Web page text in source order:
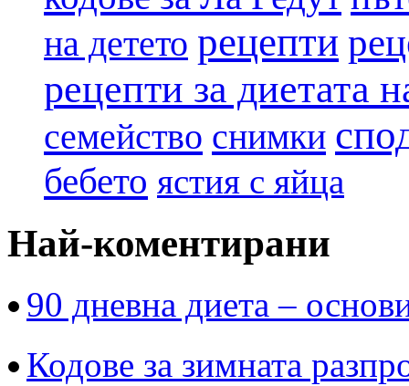
на детето рецепти
рецепти за диетата
семейство снимки
бебето ястия с яйца
Най-коментирани
90 дневна диета –
Кодове за зимната